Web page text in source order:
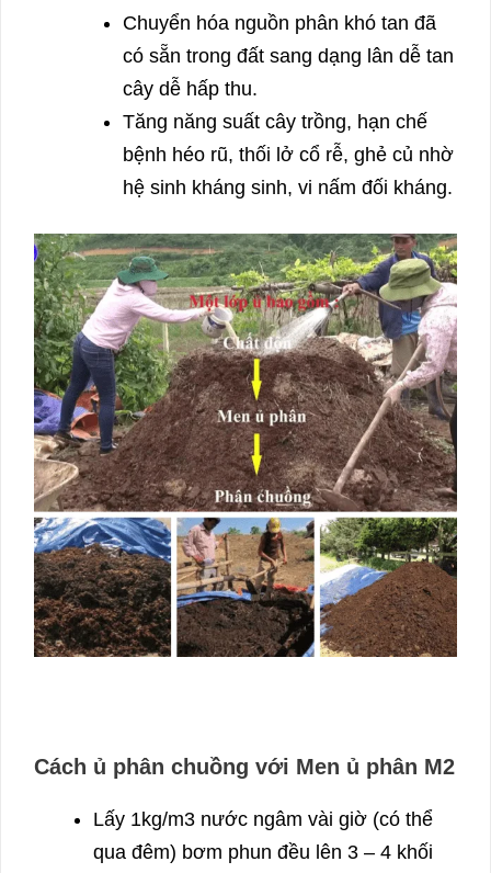
Chuyển hóa nguồn phân khó tan đã
có sẵn trong đất sang dạng lân dễ tan
cây dễ hấp thu.
Tăng năng suất cây trồng, hạn chế
bệnh héo rũ, thối lở cổ rễ, ghẻ củ nhờ
hệ sinh kháng sinh, vi nấm đối kháng.
Cách ủ phân chuồng với Men ủ phân M2
Lấy 1kg/m3 nước ngâm vài giờ (có thể
qua đêm) bơm phun đều lên 3 – 4 khối